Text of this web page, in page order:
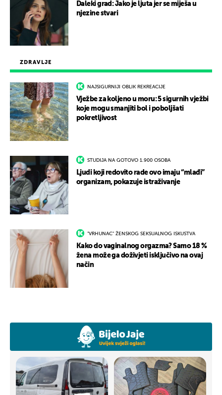
ZDRAVLJE
NAJSIGURNIJI OBLIK REKREACIJE
Vježbe za koljeno u moru: 5 sigurnih vježbi
koje mogu smanjiti bol i poboljšati
pokretljivost
STUDIJA NA GOTOVO 1.900 OSOBA
Ljudi koji redovito rade ovo imaju “mlađi”
organizam, pokazuje istraživanje
"VRHUNAC" ŽENSKOG SEKSUALNOG ISKUSTVA
Kako do vaginalnog orgazma? Samo 18 %
žena može ga doživjeti isključivo na ovaj
način
Daleki grad: Jako je ljuta jer se miješa u
njezine stvari